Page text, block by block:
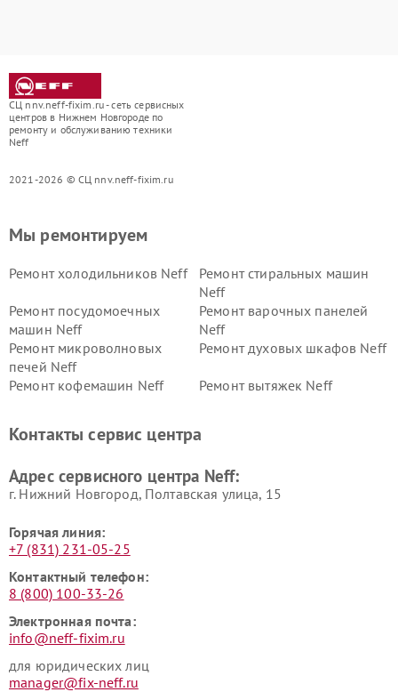
СЦ nnv.neff-fixim.ru - сеть сервисных
центров в Нижнем Новгороде по
ремонту и обслуживанию техники
Neff
2021-2026 © СЦ nnv.neff-fixim.ru
Мы ремонтируем
Ремонт холодильников Neff
Ремонт стиральных машин
Neff
Ремонт посудомоечных
машин Neff
Ремонт варочных панелей
Neff
Ремонт микроволновых
печей Neff
Ремонт духовых шкафов Neff
Ремонт кофемашин Neff Ремонт вытяжек Neff
Контакты сервис центра
Адрес сервисного центра Neff:
г. Нижний Новгород, Полтавская улица, 15
Горячая линия:
+7 (831) 231-05-25
Контактный телефон:
8 (800) 100-33-26
Электронная почта:
info@neff-fixim.ru
для юридических лиц
manager@fix-neff.ru